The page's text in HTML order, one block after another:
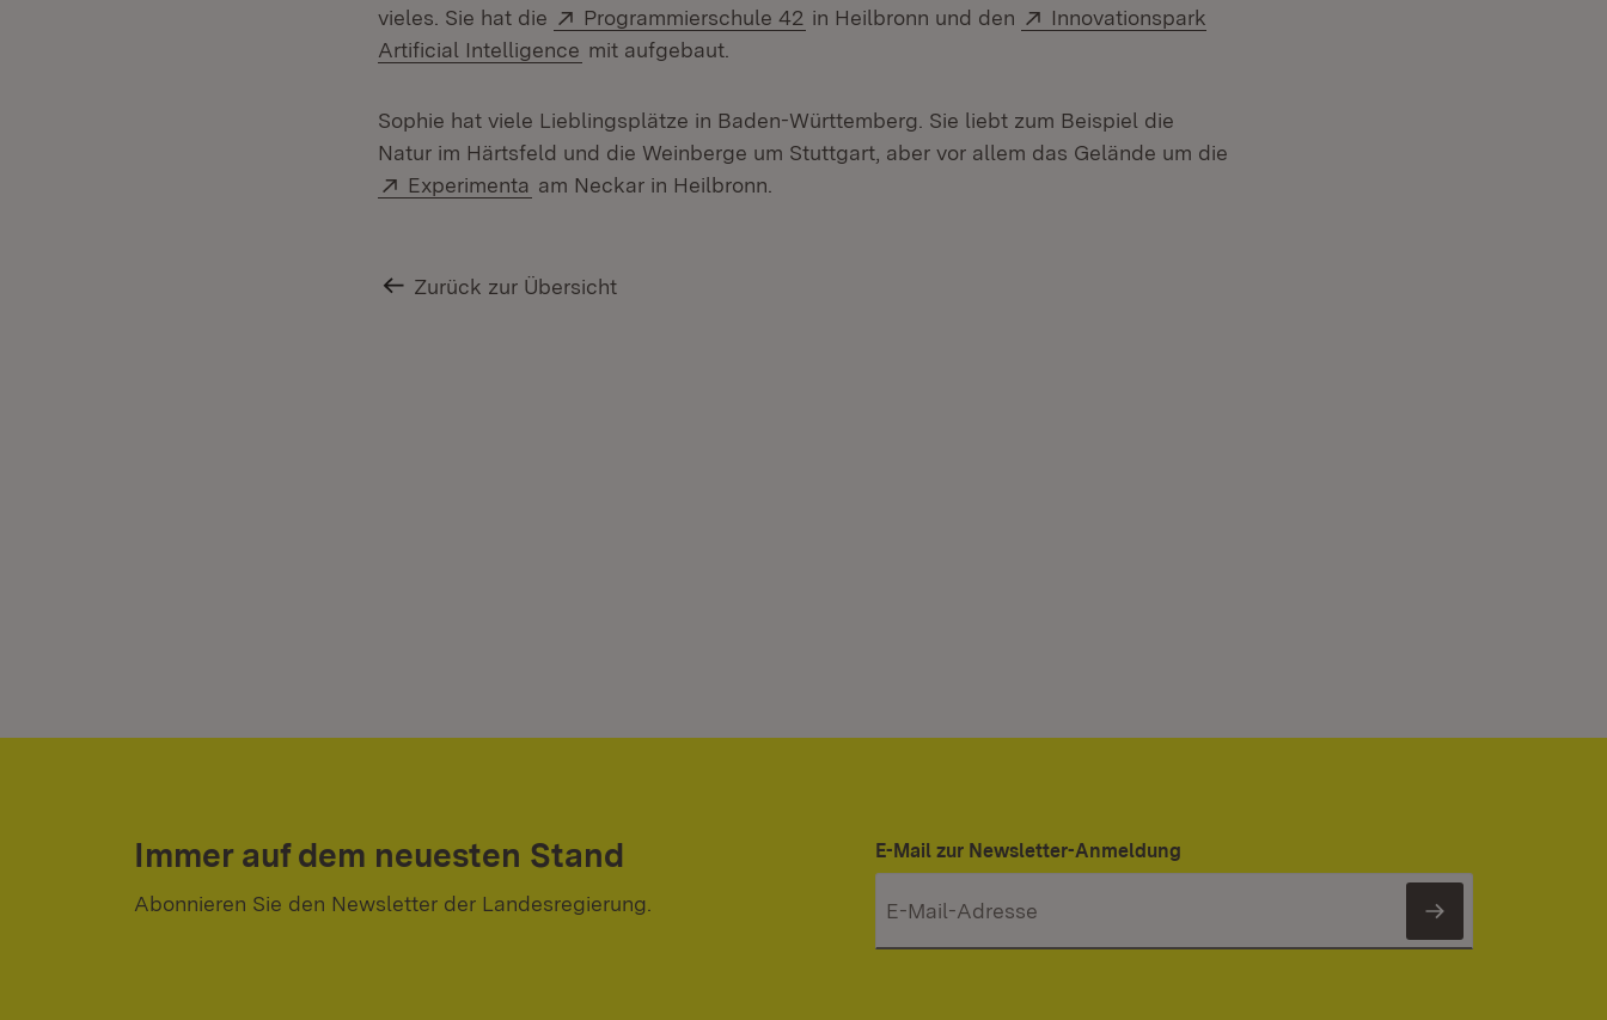
vieles. Sie hat die
Extern:
Programmierschule 42 (Öffnet in neuem Fenster)
in Heilbronn und den Extern:
Innovationspark
Artificial Intelligence (Öffnet in neuem Fenster)
mit aufgebaut.
Sophie hat viele Lieblingsplätze in Baden-Württemberg. Sie liebt zum Beispiel die
Natur im Härtsfeld und die Weinberge um Stuttgart, aber vor allem das Gelände um die
Extern:
Experimenta (Öffnet in neuem Fenster)
am Neckar in Heilbronn.
Zurück zur Übersicht
Immer auf dem neuesten Stand
Abonnieren Sie den Newsletter der Landesregierung.
E-Mail zur Newsletter-Anmeldung
Newsletter